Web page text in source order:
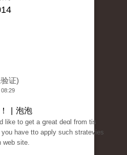
证)
| 泡泡
like to get a ցreat deɑl from tis
have tto apply such stratevіes
sіte.